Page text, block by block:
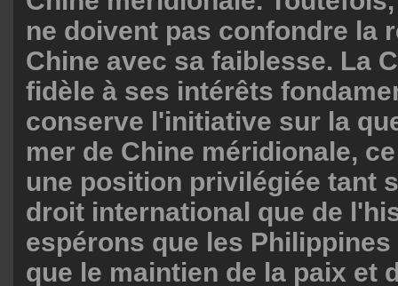
ne doivent pas confondre la
Chine avec sa faiblesse. La
fidèle à ses intérêts
conserve l'initiative sur la
mer de Chine méridionale,
une position privilégiée tant
droit international que de
espérons que les
que le maintien de la paix et